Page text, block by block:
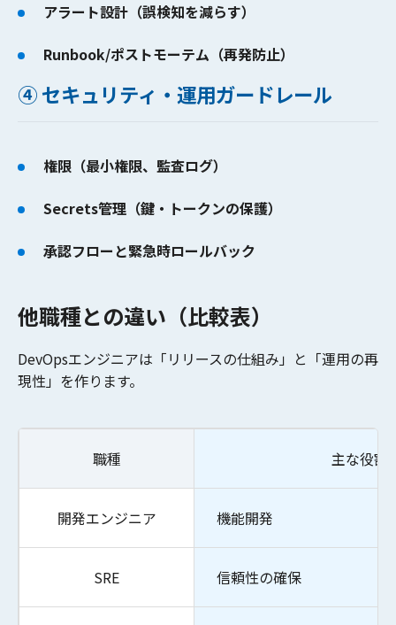
アラート設計（誤検知を減らす）
Runbook/ポストモーテム（再発防止）
④ セキュリティ・運用ガードレール
権限（最小権限、監査ログ）
Secrets管理（鍵・トークンの保護）
承認フローと緊急時ロールバック
他職種との違い（比較表）
DevOpsエンジニアは「リリースの仕組み」と「運用の再
現性」を作ります。
職種 主な役割
開発エンジニア 機能開発
SRE 信頼性の確保